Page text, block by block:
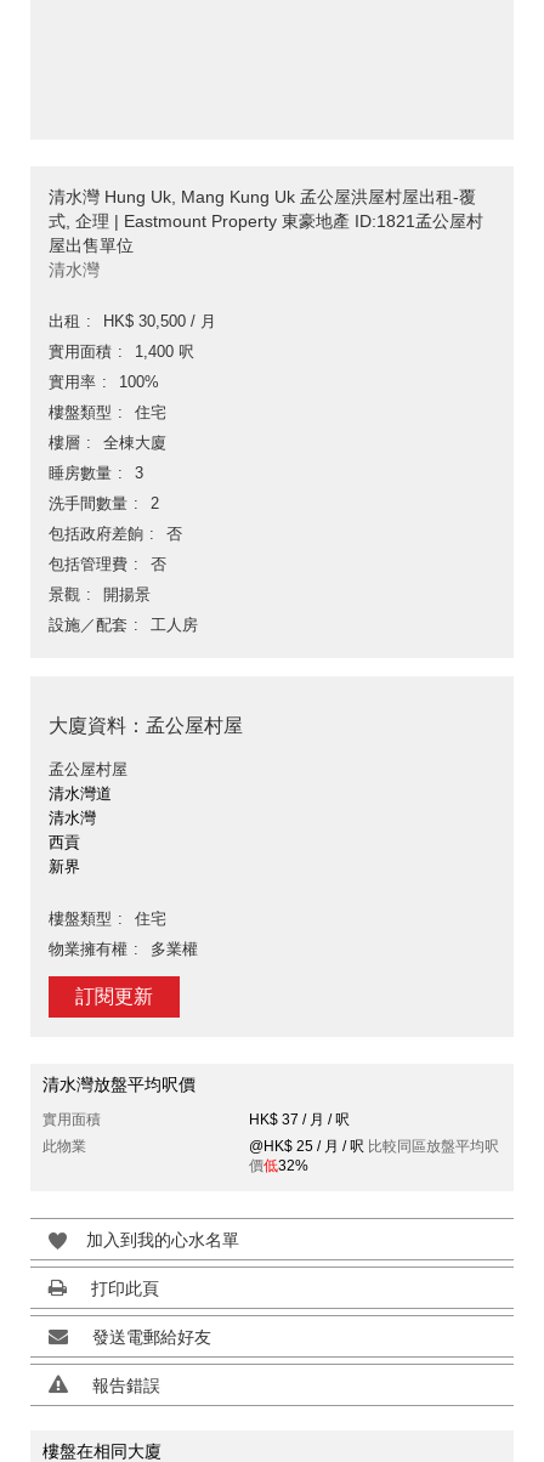
清水灣 Hung Uk, Mang Kung Uk 孟公屋洪屋村屋出租-覆
式, 企理 | Eastmount Property 東豪地產 ID:1821孟公屋村
屋出售單位
清水灣
出租
HK$ 30,500 / 月
實用面積
1,400 呎
實用率
100%
樓盤類型
住宅
樓層
全棟大廈
睡房數量
3
洗手間數量
2
包括政府差餉
否
包括管理費
否
景觀
開揚景
設施／配套
工人房
大廈資料：孟公屋村屋
孟公屋村屋
清水灣道
清水灣
西貢
新界
樓盤類型
住宅
物業擁有權
多業權
訂閱更新
清水灣放盤平均呎價
實用面積
HK$ 37 / 月 / 呎
此物業
@HK$ 25 / 月 / 呎 比較同區放盤平均呎
價低32%
加入到我的心水名單
打印此頁
發送電郵給好友
報告錯誤
樓盤在相同大廈